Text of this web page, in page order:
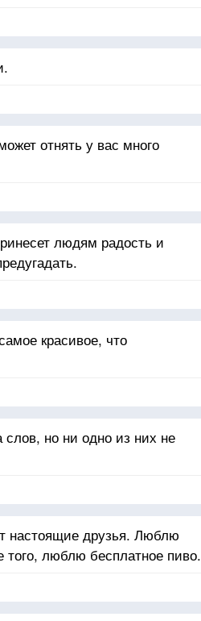
отнять у вас много
людям радость и
красивое, что
но ни одно из них не
настоящие друзья. Люблю
люблю бесплатное пиво.